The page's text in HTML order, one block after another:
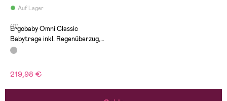
Auf Lager
(0)
Ergobaby Omni Classic
Babytrage inkl. Regenüberzug,
Grau
219,98 €